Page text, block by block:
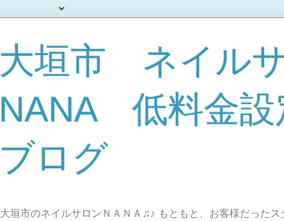
大垣市 ネイル
NANA 低料金設
ブログ
大垣市のネイルサロンＮＡＮＡ♫♪ もともと、お客様だったス